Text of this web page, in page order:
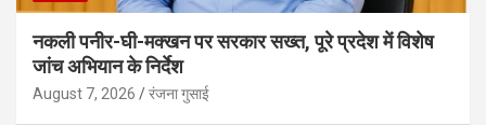
नकली पनीर-घी-मक्खन पर सरकार सख्त, पूरे प्रदेश में विशेष
जांच अभियान के निर्देश
August 7, 2026 रंजना गुसाई